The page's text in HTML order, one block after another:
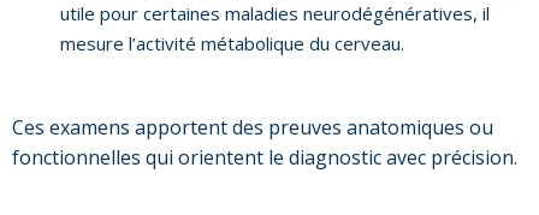
utile pour certaines maladies neurodégénératives, il
mesure l’activité métabolique du cerveau.
Ces examens apportent des preuves anatomiques ou
fonctionnelles qui orientent le diagnostic avec précision.